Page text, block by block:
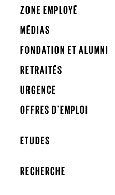
ZONE EMPLOYÉ
MÉDIAS
FONDATION ET ALUMNI
RETRAITÉS
URGENCE
OFFRES D'EMPLOI
ÉTUDES
RECHERCHE